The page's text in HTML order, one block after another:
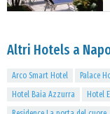
Altri Hotels a
Arco Smart Hotel Palace
Hotel Baia Azzurra
Hotel